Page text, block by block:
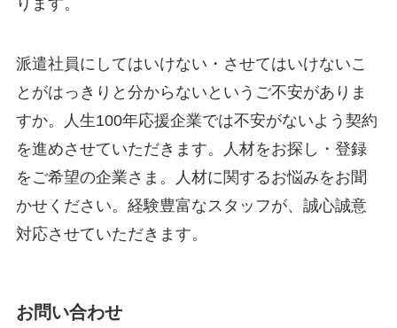
派遣社員にしてはいけない・させてはいけないこ
とがはっきりと分からないというご不安がありま
すか。人生100年応援企業では不安がないよう契約
を進めさせていただきます。人材をお探し・登録
をご希望の企業さま。人材に関するお悩みをお聞
かせください。経験豊富なスタッフが、誠心誠意
対応させていただきます。
お問い合わせ